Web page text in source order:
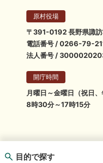
目的で探す
原村役場
〒391-0192 長野県諏
電話番号 / 0266-79-
法人番号 /
開庁時間
月曜日～金曜日（祝日、
8時30分～17時15分